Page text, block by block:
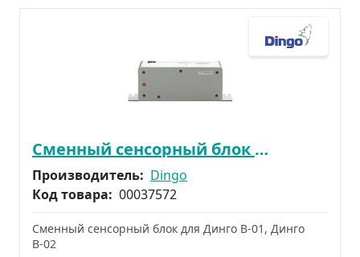
Сменный сенсорный блок для Динго В-01, Динго В-02
Производитель: Dingo
Код товара: 00037572
Сменный сенсорный блок для Динго В-01, Динго
В-02